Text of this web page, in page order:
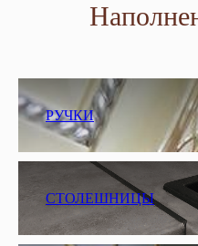
РУЧКИ
СТОЛЕШНИЦЫ